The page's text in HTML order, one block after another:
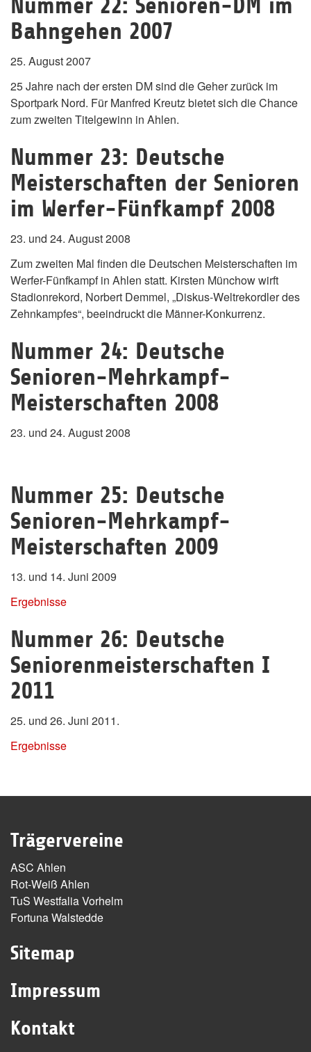
Nummer 22: Senioren-DM im
Bahngehen 2007
25. August 2007
25 Jahre nach der ersten DM sind die Geher zurück im
Sportpark Nord. Für Manfred Kreutz bietet sich die Chance
zum zweiten Titelgewinn in Ahlen.
Nummer 23: Deutsche
Meisterschaften der Senioren
im Werfer-Fünfkampf 2008
23. und 24. August 2008
Zum zweiten Mal finden die Deutschen Meisterschaften im
Werfer-Fünfkampf in Ahlen statt. Kirsten Münchow wirft
Stadionrekord, Norbert Demmel, „Diskus-Weltrekordler des
Zehnkampfes“, beeindruckt die Männer-Konkurrenz.
Nummer 24: Deutsche
Senioren-Mehrkampf-
Meisterschaften 2008
23. und 24. August 2008
Nummer 25: Deutsche
Senioren-Mehrkampf-
Meisterschaften 2009
13. und 14. Juni 2009
Ergebnisse
Nummer 26: Deutsche
Seniorenmeisterschaften I
2011
25. und 26. Juni 2011.
Ergebnisse
Trägervereine
ASC Ahlen
Rot-Weiß Ahlen
TuS Westfalia Vorhelm
Fortuna Walstedde
Sitemap
Impressum
Kontakt